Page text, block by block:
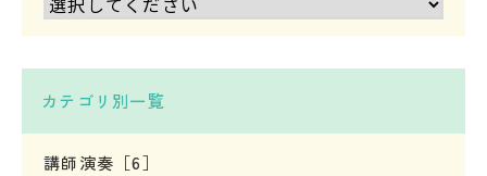
カテゴリ別一覧
講師演奏［6］